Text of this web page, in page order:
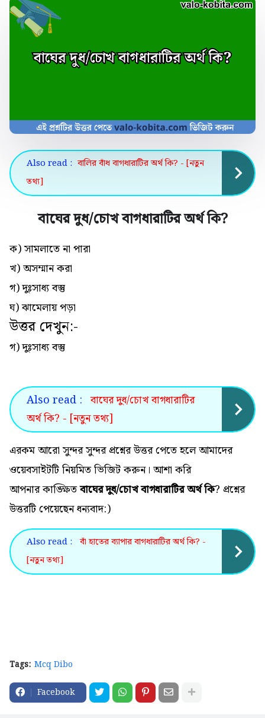
Also read : বালির বাঁধ বাগধারাটির অর্থ কি? - [নতুন
তথ্য]
বাঘের দুধ/চোখ বাগধারাটির অর্থ কি?
ক) সামলাতে না পারা
খ) অসম্মান করা
গ) দুঃসাধ্য বস্তু
ঘ) ঝামেলায় পড়া
উত্তর দেখুন:-
গ) দুঃসাধ্য বস্তু
Also read : বাঘের দুধ/চোখ বাগধারাটির
অর্থ কি? - [নতুন তথ্য]
এরকম আরো সুন্দর সুন্দর প্রশ্নের উত্তর পেতে হলে আমাদের
ওয়েবসাইটটি নিয়মিত ভিজিট করুন। আশা করি
আপনার কাঙ্ক্ষিতবাঘের দুধ/চোখ বাগধারাটির অর্থ কি? প্রশ্নের
উত্তরটি পেয়েছেন ধন্যবাদ:)
Also read : বাঁ হাতের ব্যাপার বাগধারাটির অর্থ কি? -
[নতুন তথ্য]
Tags: Mcq Dibo
Facebook